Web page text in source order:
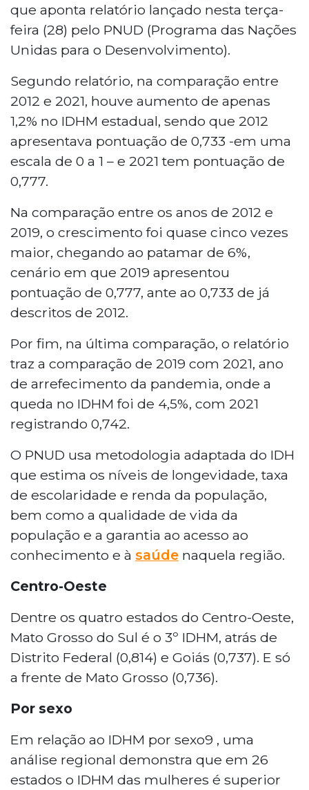
que aponta relatório lançado nesta terça-
feira (28) pelo PNUD (Programa das Nações
Unidas para o Desenvolvimento).
Segundo relatório, na comparação entre
2012 e 2021, houve aumento de apenas
1,2% no IDHM estadual, sendo que 2012
apresentava pontuação de 0,733 -em uma
escala de 0 a 1 – e 2021 tem pontuação de
0,777.
Na comparação entre os anos de 2012 e
2019, o crescimento foi quase cinco vezes
maior, chegando ao patamar de 6%,
cenário em que 2019 apresentou
pontuação de 0,777, ante ao 0,733 de já
descritos de 2012.
Por fim, na última comparação, o relatório
traz a comparação de 2019 com 2021, ano
de arrefecimento da pandemia, onde a
queda no IDHM foi de 4,5%, com 2021
registrando 0,742.
O PNUD usa metodologia adaptada do IDH
que estima os níveis de longevidade, taxa
de escolaridade e renda da população,
bem como a qualidade de vida da
população e a garantia ao acesso ao
conhecimento e à saúde naquela região.
Centro-Oeste
Dentre os quatro estados do Centro-Oeste,
Mato Grosso do Sul é o 3º IDHM, atrás de
Distrito Federal (0,814) e Goiás (0,737). E só
a frente de Mato Grosso (0,736).
Por sexo
Em relação ao IDHM por sexo9 , uma
análise regional demonstra que em 26
estados o IDHM das mulheres é superior